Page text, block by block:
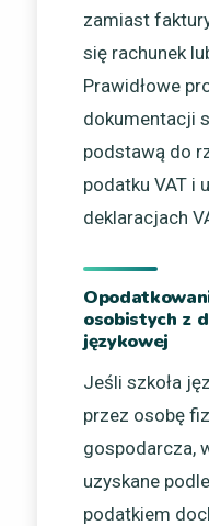
zamiast
się rachunek
Prawidłowe
dokumentacji
podstawą do
podatku VAT i
deklaracjach
osobistych z
językowej
Jeśli szkoła
przez osobę
gospodarcza,
uzyskane
podatkiem